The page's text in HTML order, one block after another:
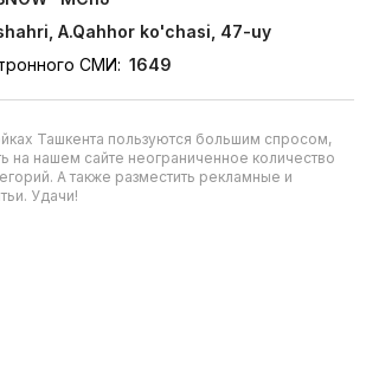
A.Qahhor ko'chasi, 47-uy
СМИ: 1649
Ташкента пользуются большим спросом,
на нашем сайте неограниченное количество
А также разместить рекламные и
Удачи!